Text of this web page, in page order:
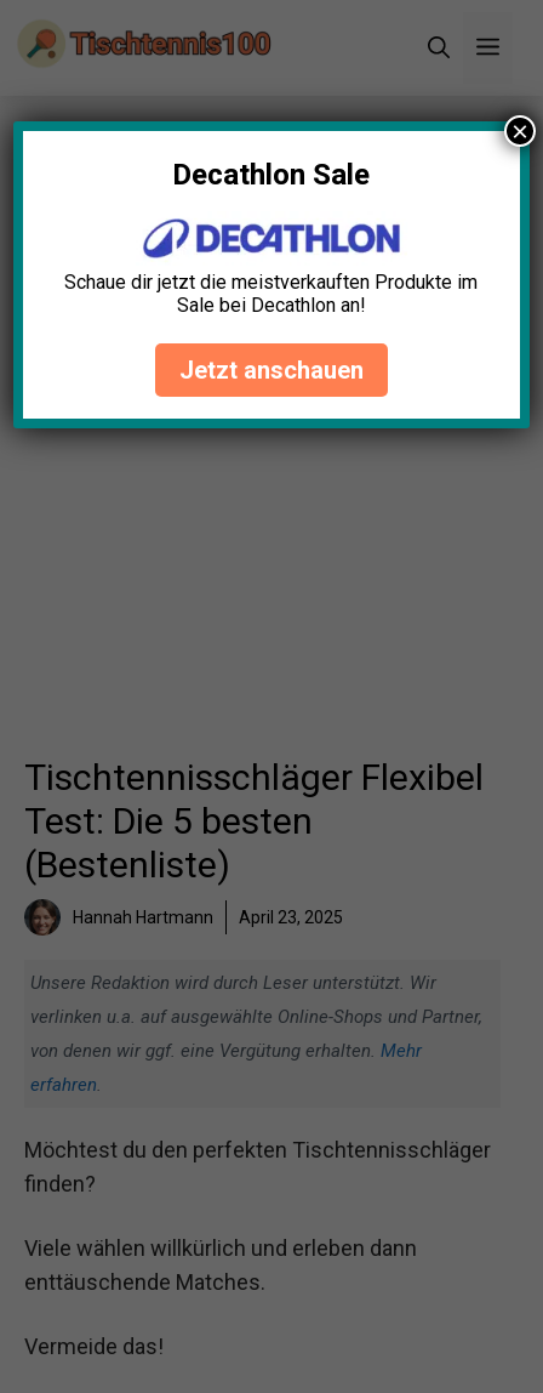
Zum
Inhalt
Startseite»Blog»Tischtennisschläger Flexibel
Test: Die 5 besten (Bestenliste)
Tischtennisschläger Flexibel
Test: Die 5 besten
(Bestenliste)
Hannah Hartmann April 23, 2025
Unsere Redaktion wird durch Leser unterstützt. Wir
verlinken u.a. auf ausgewählte Online-Shops und Partner,
von denen wir ggf. eine Vergütung erhalten. Mehr
erfahren.
Möchtest du den perfekten Tischtennisschläger
finden?
Viele wählen willkürlich und erleben dann
enttäuschende Matches.
Vermeide das!
Decathlon Sale
Schaue dir jetzt die meistverkauften Produkte im
Sale bei Decathlon an!
Jetzt anschauen
×